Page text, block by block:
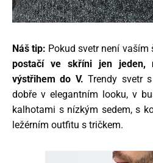
Náš tip: Pokud svetr není vaším
postačí ve skříni jen
výstřihem do V. Trendy svetr
dobře v elegantním looku, v
kalhotami s nízkým sedem, s
ležérním outfitu s tričkem.